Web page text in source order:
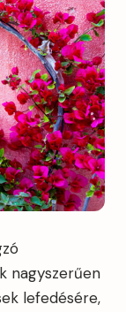
nagyszerűen
lefedésére,